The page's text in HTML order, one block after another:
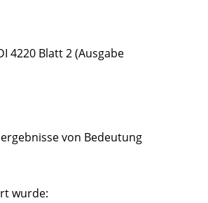
4220 Blatt 2 (Ausgabe
von Bedeutung
wurde: